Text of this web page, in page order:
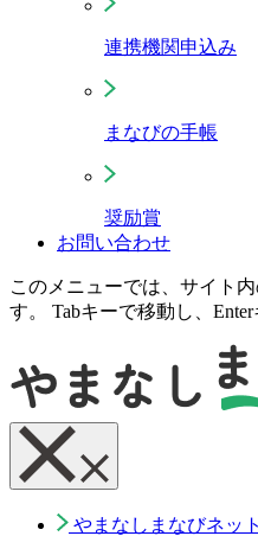
連携機関申込み
まなびの手帳
奨励賞
お問い合わせ
このメニューでは、サイト
す。 Tabキーで移動し、
やまなしまなびネット